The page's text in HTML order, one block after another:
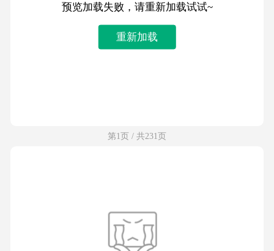
预览加载失败，请重新加载试试~
重新加载
第1页 / 共231页